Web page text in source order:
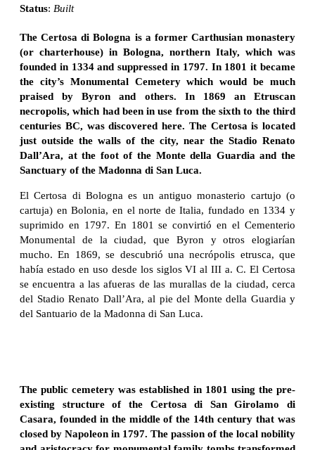
Status: Built
The Certosa di Bologna is a former Carthusian monastery
(or charterhouse) in Bologna, northern Italy, which was
founded in 1334 and suppressed in 1797. In 1801 it became
the city’s Monumental Cemetery which would be much
praised by Byron and others. In 1869 an Etruscan
necropolis, which had been in use from the sixth to the third
centuries BC, was discovered here. The Certosa is located
just outside the walls of the city, near the Stadio Renato
Dall’Ara, at the foot of the Monte della Guardia and the
Sanctuary of the Madonna di San Luca.
El Certosa di Bologna es un antiguo monasterio cartujo (o
cartuja) en Bolonia, en el norte de Italia, fundado en 1334 y
suprimido en 1797. En 1801 se convirtió en el Cementerio
Monumental de la ciudad, que Byron y otros elogiarían
mucho. En 1869, se descubrió una necrópolis etrusca, que
había estado en uso desde los siglos VI al III a. C. El Certosa
se encuentra a las afueras de las murallas de la ciudad, cerca
del Stadio Renato Dall’Ara, al pie del Monte della Guardia y
del Santuario de la Madonna di San Luca.
The public cemetery was established in 1801 using the pre-
existing structure of the Certosa di San Girolamo di
Casara, founded in the middle of the 14th century that was
closed by Napoleon in 1797. The passion of the local nobility